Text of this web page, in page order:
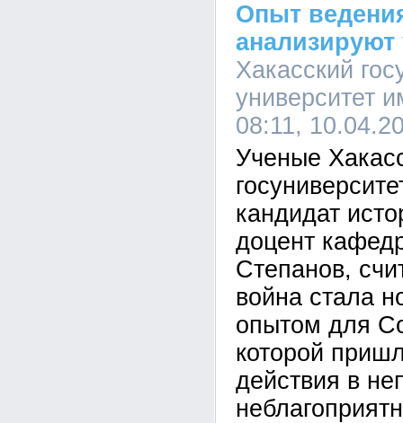
Опыт
Хакасский
университет
08:11,
Ученые
кандидат
доцент
Степанов,
война стала
опытом для
которой
действия в